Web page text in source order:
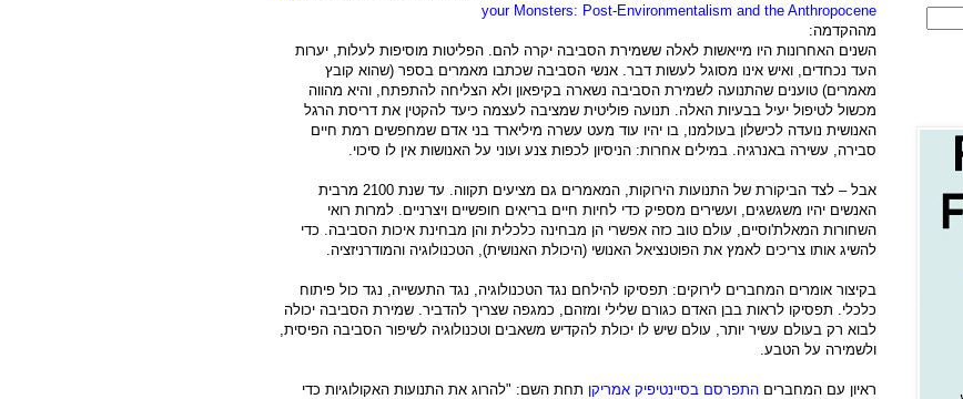
your Monsters: Post-Environmentalism and the Anthropocene
מההקדמה:
השנים האחרונות היו מייאשות לאלה ששמירת הסביבה יקרה להם. הפליטות מוסיפות לעלות, יערות
העד נכחדים, ואיש אינו מסוגל לעשות דבר. אנשי הסביבה שכתבו מאמרים בספר (שהוא קובץ
מאמרים) טוענים שהתנועה לשמירת הסביבה נשארה בקיפאון ולא הצליחה להתפתח, והיא מהווה
מכשול לטיפול יעיל בבעיות האלה. תנועה פוליטית שמציבה לעצמה כיעד להקטין את דריסת הרגל
האנושית נועדה לכישלון בעולמנו, בו יהיו עוד מעט עשרה מיליארד בני אדם שמחפשים רמת חיים
סבירה, עשירה באנרגיה. במילים אחרות: הניסיון לכפות צנע ועוני על האנושות אין לו סיכוי.
אבל – לצד הביקורת של התנועות הירוקות, המאמרים גם מציעים תקווה. עד שנת 2100 מרבית
האנשים יהיו משגשגים, ועשירים מספיק כדי לחיות חיים בריאים חופשיים ויצרניים. למרות רואי
השחורות המאלת'וסיים, עולם טוב כזה אפשרי הן מבחינה כלכלית והן מבחינת איכות הסביבה. כדי
להשיג אותו צריכים לאמץ את הפוטנציאל האנושי (היכולת האנושית), הטכנולוגיה והמודרניזציה.
בקיצור אומרים המחברים לירוקים: תפסיקו להילחם נגד הטכנולוגיה, נגד התעשייה, נגד כול פיתוח
כלכלי. תפסיקו לראות בבן האדם כגורם שלילי ומזהם, כמגפה שצריך להדביר. שמירת הסביבה יכולה
לבוא רק בעולם עשיר יותר, עולם שיש לו יכולת להקדיש משאבים וטכנולוגיה לשיפור הסביבה הפיסית,
ולשמירה על הטבע.
ראיון עם המחברים התפרסם בסיינטיפיק אמריקן תחת השם: "להרוג את התנועות האקולוגיות כדי